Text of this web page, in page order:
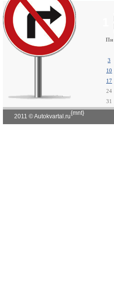
Пн
3
10
17
24
31
2011 © Autokvartal.ru{mnt}